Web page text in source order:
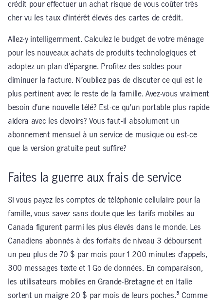
crédit pour effectuer un achat risque de vous coûter très
cher vu les taux d’intérêt élevés des cartes de crédit.
Allez-y intelligemment. Calculez le budget de votre ménage
pour les nouveaux achats de produits technologiques et
adoptez un plan d’épargne. Profitez des soldes pour
diminuer la facture. N’oubliez pas de discuter ce qui est le
plus pertinent avec le reste de la famille. Avez-vous vraiment
besoin d’une nouvelle télé? Est-ce qu’un portable plus rapide
aidera avec les devoirs? Vous faut-il absolument un
abonnement mensuel à un service de musique ou est-ce
que la version gratuite peut suffire?
Faites la guerre aux frais de service
Si vous payez les comptes de téléphonie cellulaire pour la
famille, vous savez sans doute que les tarifs mobiles au
Canada figurent parmi les plus élevés dans le monde. Les
Canadiens abonnés à des forfaits de niveau 3 déboursent
un peu plus de 70 $ par mois pour 1 200 minutes d’appels,
300 messages texte et 1 Go de données. En comparaison,
les utilisateurs mobiles en Grande-Bretagne et en Italie
sortent un maigre 20 $ par mois de leurs poches.³ Comme